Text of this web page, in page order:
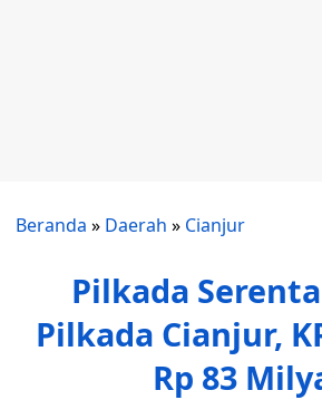
Beranda » Daerah » Cianjur
Pilkada
Pilkada Cianjur,
Rp 83